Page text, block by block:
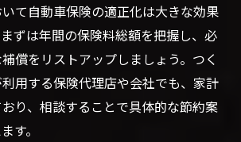
て自動車保険の適正化は大きな効果
ずは年間の保険料総額を把握し、必
償をリストアップしましょう。つく
用する保険代理店や会社でも、家計
り、相談することで具体的な節約案
す。